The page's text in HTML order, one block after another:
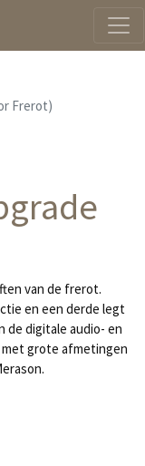
Frerot)
van de frerot.
en een derde legt
de digitale audio- en
grote afmetingen